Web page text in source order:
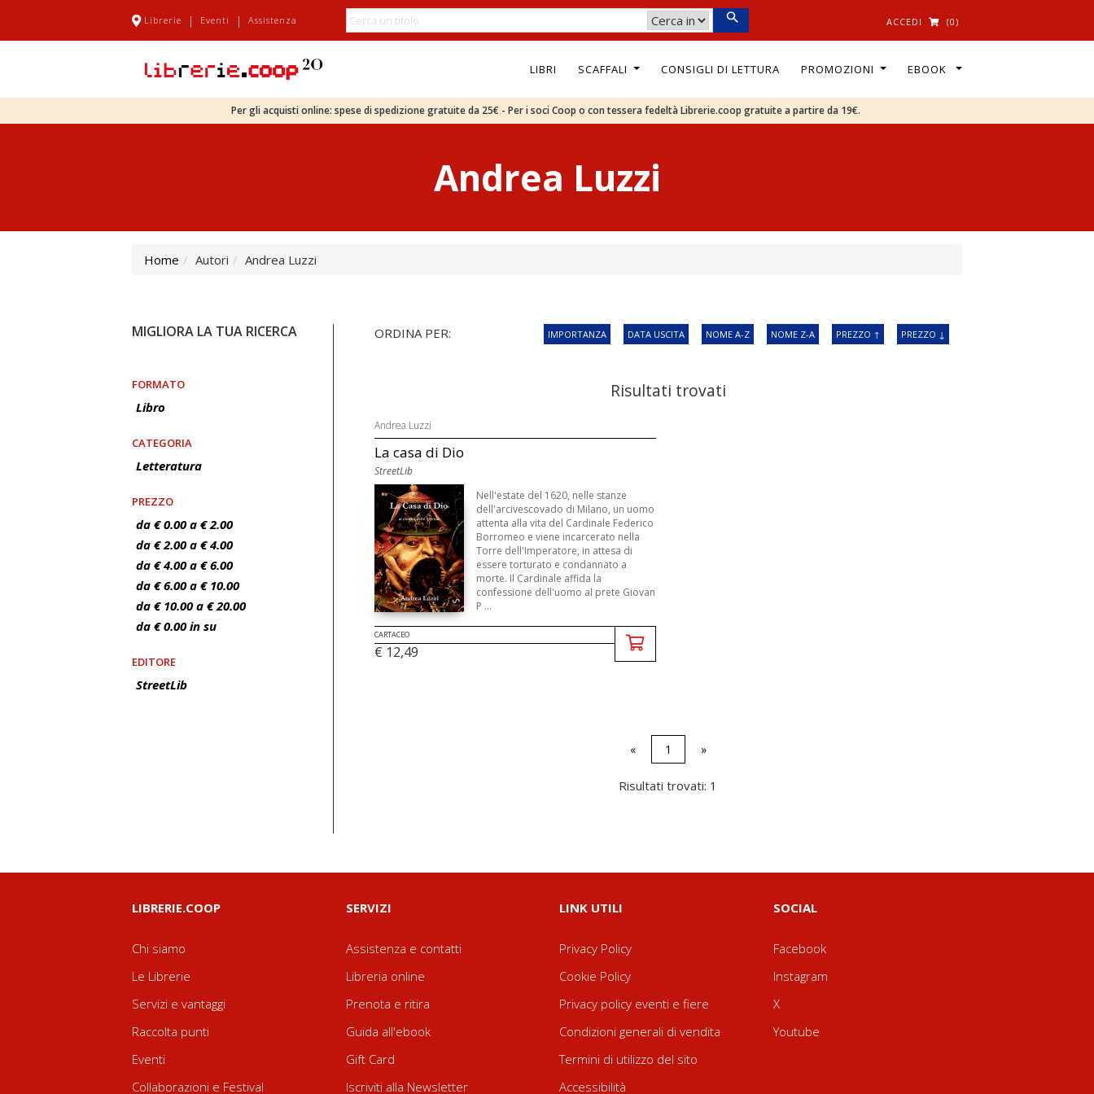
Librerie | Eventi | Assistenza ACCEDI (0)
LIBRI SCAFFALI CONSIGLI DI LETTURA PROMOZIONI EBOOK
Per gli acquisti online: spese di spedizione gratuite da 25€ - Per i soci Coop o con tessera fedeltà Librerie.coop gratuite a partire da 19€.
Andrea Luzzi
Home Autori Andrea Luzzi
MIGLIORA LA TUA RICERCA
FORMATO
Libro
CATEGORIA
Letteratura
PREZZO
da € 0.00 a € 2.00
da € 2.00 a € 4.00
da € 4.00 a € 6.00
da € 6.00 a € 10.00
da € 10.00 a € 20.00
da € 0.00 in su
EDITORE
StreetLib
ORDINA PER: IMPORTANZA DATA USCITA NOME A-Z NOME Z-A PREZZO ↑ PREZZO ↓
Risultati trovati
Andrea Luzzi
La casa di Dio
StreetLib
Nell'estate del 1620, nelle stanze
dell'arcivescovado di Milano, un uomo
attenta alla vita del Cardinale Federico
Borromeo e viene incarcerato nella
Torre dell'Imperatore, in attesa di
essere torturato e condannato a
morte. Il Cardinale affida la
confessione dell'uomo al prete Giovan
P ...
CARTACEO
€ 12,49
« 1 »
Risultati trovati: 1
LIBRERIE.COOP
Chi siamo
Le Librerie
Servizi e vantaggi
Raccolta punti
Eventi
Collaborazioni e Festival
SERVIZI
Assistenza e contatti
Libreria online
Prenota e ritira
Guida all'ebook
Gift Card
Iscriviti alla Newsletter
LINK UTILI
Privacy Policy
Cookie Policy
Privacy policy eventi e fiere
Condizioni generali di vendita
Termini di utilizzo del sito
Accessibilità
SOCIAL
Facebook
Instagram
X
Youtube